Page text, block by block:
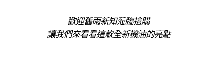
歡迎舊雨新知蒞臨搶購
讓我們來看看這款全新機油的亮點